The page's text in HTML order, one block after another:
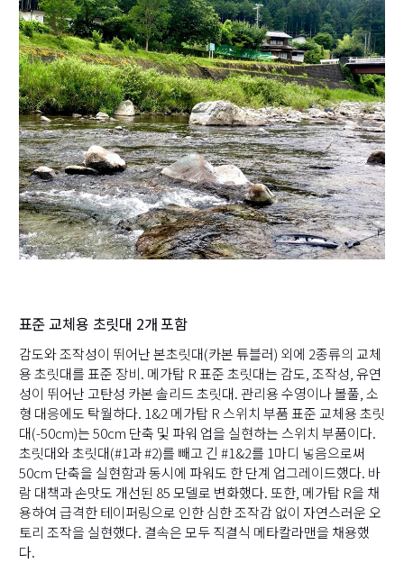
표준 교체용 초릿대 2개 포함
감도와 조작성이 뛰어난 본초릿대(카본 튜블러) 외에 2종류의 교체
용 초릿대를 표준 장비. 메가탑 R 표준 초릿대는 감도, 조작성, 유연
성이 뛰어난 고탄성 카본 솔리드 초릿대. 관리용 수영이나 볼풀, 소
형 대응에도 탁월하다. 1&2 메가탑 R 스위치 부품 표준 교체용 초릿
대(-50cm)는 50cm 단축 및 파워 업을 실현하는 스위치 부품이다.
초릿대와 초릿대(#1과 #2)를 빼고 긴 #1&2를 1마디 넣음으로써
50cm 단축을 실현함과 동시에 파워도 한 단계 업그레이드했다. 바
람 대책과 손맛도 개선된 85 모델로 변화했다. 또한, 메가탑 R을 채
용하여 급격한 테이퍼링으로 인한 심한 조작감 없이 자연스러운 오
토리 조작을 실현했다. 결속은 모두 직결식 메타칼라맨을 채용했
다.